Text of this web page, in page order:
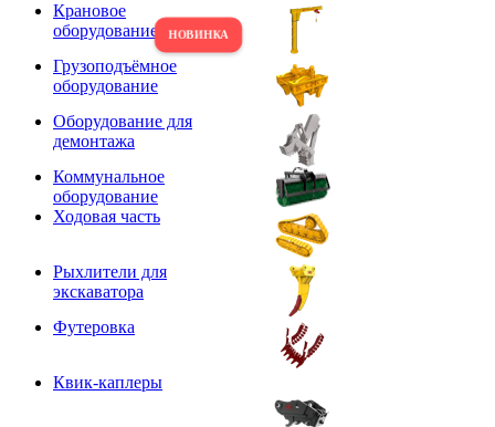
Крановое
оборудование
Грузоподъёмное
оборудование
Оборудование для
демонтажа
Коммунальное
оборудование
Ходовая часть
Рыхлители для
экскаватора
Футеровка
Квик-каплеры